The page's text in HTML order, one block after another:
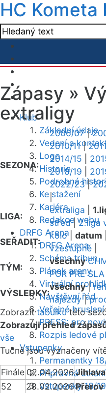
HC Kometa
Klub
Základní údaje
Vedení a
Logo
Historie
Podrobná
Ke stažení
Kariéra
Redakce webu
DRFG Arena
DRFG Arena
Schéma tribun
Plánek areny
Virtuální
Návštěvní řád
Veřejné bruslení
PRESS: pro
Rozpis ledové
Vstupenky
Permanentky
Přípravná
Vstupenky 18/19
Zápasy »
extraligy
SEZONA:
2006/07|
2010/11|
2014/15
2018/19
2022/23|
|
LIGA:
extraliga
střed|2.liga
SEŘADIT:
kolo| datum
vzestupně
TÝM:
všechny
POR PRE SLA
VÝSLEDKY:
všechny|
nájezdy|
Zobrazittabulkutéto
Zobrazuji přehled
vše
Tučně jsou vyznačeny
Finále 02.04.2026Jihlava
52
28.02.2026Přerov